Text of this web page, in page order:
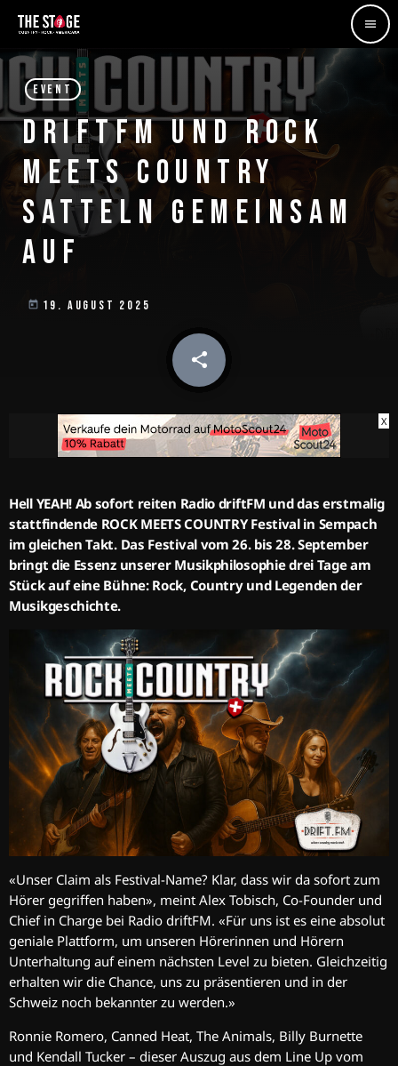
menu
EVENT
DRIFTFM UND ROCK
MEETS COUNTRY
SATTELN GEMEINSAM
AUF
today 19. AUGUST 2025
share
email
X
Hell YEAH! Ab sofort reiten Radio driftFM und das erstmalig
stattfindende ROCK MEETS COUNTRY Festival in Sempach
im gleichen Takt. Das Festival vom 26. bis 28. September
bringt die Essenz unserer Musikphilosophie drei Tage am
Stück auf eine Bühne: Rock, Country und Legenden der
Musikgeschichte.
«Unser Claim als Festival-Name? Klar, dass wir da sofort zum
Hörer gegriffen haben», meint Alex Tobisch, Co-Founder und
Chief in Charge bei Radio driftFM. «Für uns ist es eine absolut
geniale Plattform, um unseren Hörerinnen und Hörern
Unterhaltung auf einem nächsten Level zu bieten. Gleichzeitig
erhalten wir die Chance, uns zu präsentieren und in der
Schweiz noch bekannter zu werden.»
Ronnie Romero, Canned Heat, The Animals, Billy Burnette
und Kendall Tucker – dieser Auszug aus dem Line Up vom